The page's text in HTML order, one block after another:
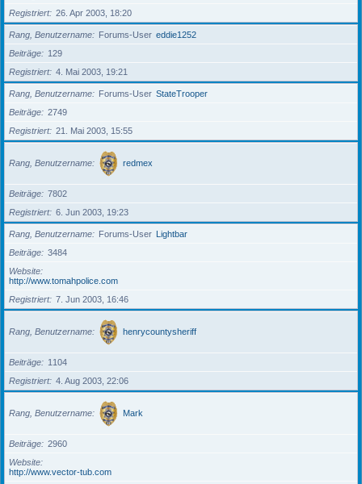
Registriert
26. Apr 2003, 18:20
Rang, Benutzername Forums-User eddie1252
Beiträge
129
Registriert
4. Mai 2003, 19:21
Rang, Benutzername Forums-User StateTrooper
Beiträge
2749
Registriert
21. Mai 2003, 15:55
Rang, Benutzername redmex
Beiträge
7802
Registriert
6. Jun 2003, 19:23
Rang, Benutzername Forums-User Lightbar
Beiträge
3484
Website
http://www.tomahpolice.com
Registriert
7. Jun 2003, 16:46
Rang, Benutzername henrycountysheriff
Beiträge
1104
Registriert
4. Aug 2003, 22:06
Rang, Benutzername Mark
Beiträge
2960
Website
http://www.vector-tub.com